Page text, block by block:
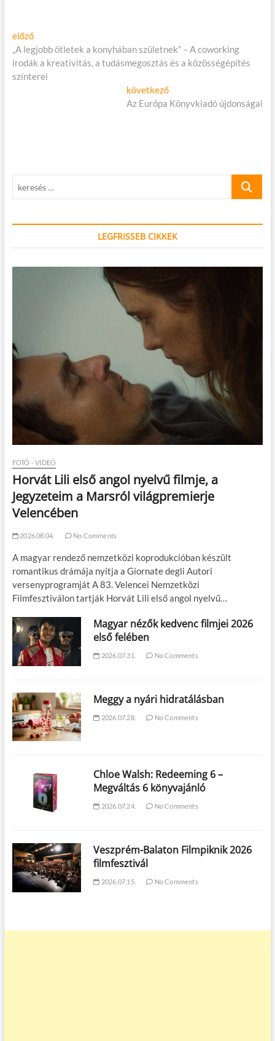
Bejegyzés
navigáció
előzőElőző
cikk:
„A legjobb ötletek a konyhában születnek” – A coworking
irodák a kreativitás, a tudásmegosztás és a közösségépítés
színterei
következőKövetkező
cikk:
Az Európa Könyvkiadó újdonságai
keresés
LEGFRISSEB CIKKEK
FOTÓ - VIDEÓ
Horvát Lili első angol nyelvű filmje, a
Jegyzeteim a Marsról világpremierje
Velencében
2026.08.04. No Comments
A magyar rendező nemzetközi koprodukcióban készült
romantikus drámája nyitja a Giornate degli Autori
versenyprogramját A 83. Velencei Nemzetközi
Filmfesztiválon tartják Horvát Lili első angol nyelvű…
Magyar nézők kedvenc filmjei 2026
első felében
2026.07.31. No Comments
Meggy a nyári hidratálásban
2026.07.28. No Comments
Chloe Walsh: Redeeming 6 –
Megváltás 6 könyvajánló
2026.07.24. No Comments
Veszprém-Balaton Filmpiknik 2026
filmfesztivál
2026.07.15. No Comments